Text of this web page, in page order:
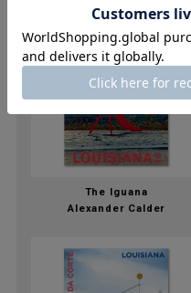
The Iguana
Alexander Calder